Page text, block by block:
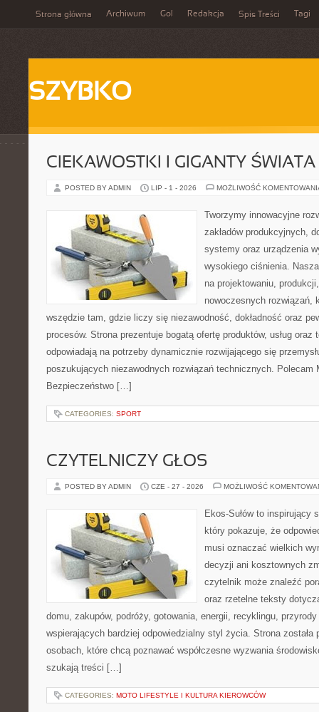
Strona główna Archiwum Gol Redakcja Spis Treści Tagi
SZYBKO
CIEKAWOSTKI I GIGANTY ŚWIATA
POSTED BY ADMIN LIP - 1 - 2026 MOŻLIWOŚĆ
Tworzymy innowacyjne
zakładów produkcyjnych,
systemy oraz urządzenia
wysokiego ciśnienia.
na projektowaniu,
nowoczesnych rozwiązań,
wszędzie tam, gdzie liczy się niezawodność, dokładność oraz
procesów. Strona prezentuje bogatą ofertę produktów, usług oraz
odpowiadają na potrzeby dynamicznie rozwijającego się
poszukujących niezawodnych rozwiązań technicznych. Polecam
Bezpieczeństwo […]
CATEGORIES: SPORT
CZYTELNICZY GŁOS
POSTED BY ADMIN CZE - 27 - 2026 MOŻLIWOŚĆ
Ekos-Sułów to inspirujący
który pokazuje, że
musi oznaczać wielkich
decyzji ani kosztownych
czytelnik może znaleźć
oraz rzetelne teksty
domu, zakupów, podróży, gotowania, energii, recyklingu,
wspierających bardziej odpowiedzialny styl życia. Strona została
osobach, które chcą poznawać współczesne wyzwania
szukają treści […]
CATEGORIES: MOTO LIFESTYLE I KULTURA KIEROWCÓW